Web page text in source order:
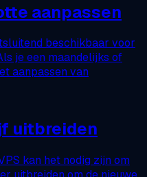
aanpassen
beschikbaar voor
je een maandelijks of
aanpassen van
uitbreiden
kan het nodig zijn om